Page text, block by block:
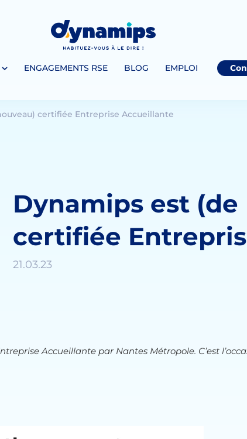
ENGAGEMENTS RSE BLOG EMPLOI
certifiée Entreprise Accueillante
Dynamips est (de
certifiée
21.03.23
Accueillante par Nantes Métropole. C’est